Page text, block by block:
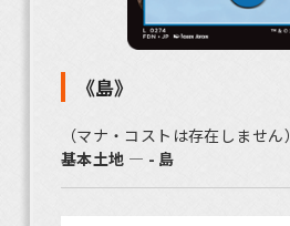
《島》
（マナ・コストは存在しません）
基本土地 ― - 島